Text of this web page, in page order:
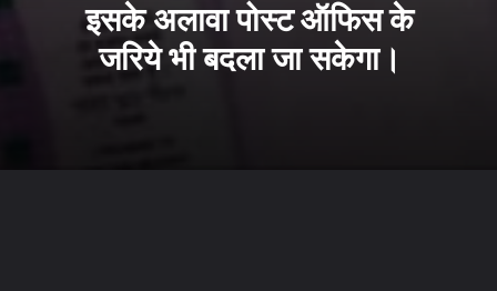
इसके अलावा पोस्ट ऑफिस के
जरिये भी बदला जा सकेगा।